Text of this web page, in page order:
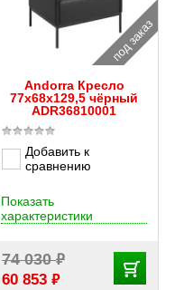
под заказ
Andorra Кресло
77x68x129,5 чёрный
ADR36810001
Добавить к
сравнению
74 030₽
60 853 ₽
Показать
характеристики